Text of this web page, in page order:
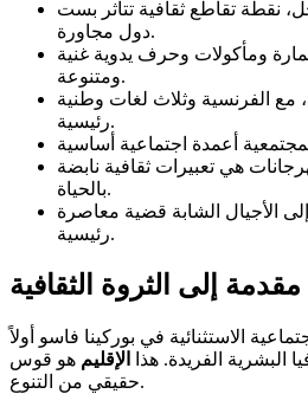
نقطة تقاطع ثقافية تتأثر بست
دول مجاورة.
ومأكولات وحرف يدوية غنية
ومتنوعة.
أكثر من 80 لغة، مع الفرنسية وثلاث لغات وطنية
رئيسية.
هي تعبيرات ثقافية نابضة
بالحياة.
إلى الأجيال الشابة قضية معاصرة
رئيسية.
مقدمة إلى الثروة الثقافية
الاستثنائية في بوركينا فاسو أولاً
البشرية الفريدة. هذا
الإقليم هو قوس
حقيقي من التنوع.